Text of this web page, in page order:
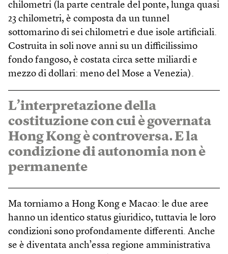
chilometri (la parte centrale del ponte, lunga quasi
23 chilometri, è composta da un tunnel
sottomarino di sei chilometri e due isole artificiali.
Costruita in soli nove anni su un difficilissimo
fondo fangoso, è costata circa sette miliardi e
mezzo di dollari: meno del Mose a Venezia).
L’interpretazione della
costituzione con cui è governata
Hong Kong è controversa. E la
condizione di autonomia non è
permanente
Ma torniamo a Hong Kong e Macao: le due aree
hanno un identico status giuridico, tuttavia le loro
condizioni sono profondamente differenti. Anche
se è diventata anch’essa regione amministrativa